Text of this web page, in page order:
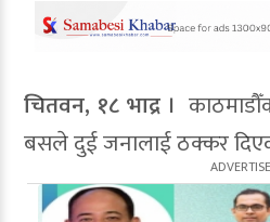
चितवन, १८ भाद्र ।
बसले दुई जनालाई ठक्कर